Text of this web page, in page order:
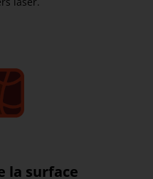
la surface